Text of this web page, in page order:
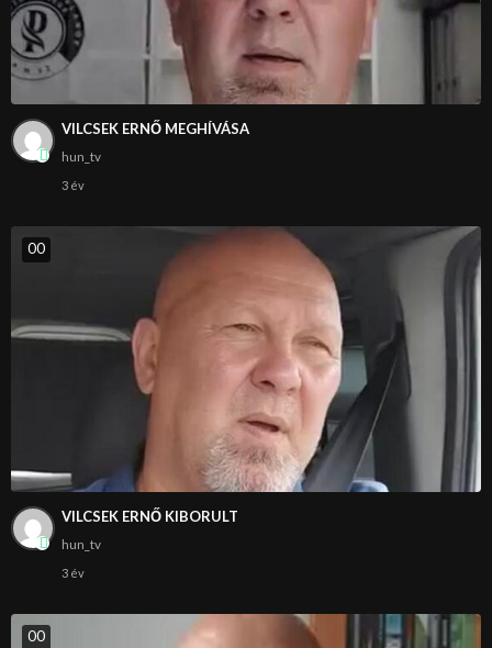
VILCSEK ERNŐ MEGHÍVÁSA
hun_tv
3 év
00
VILCSEK ERNŐ KIBORULT
hun_tv
3 év
00